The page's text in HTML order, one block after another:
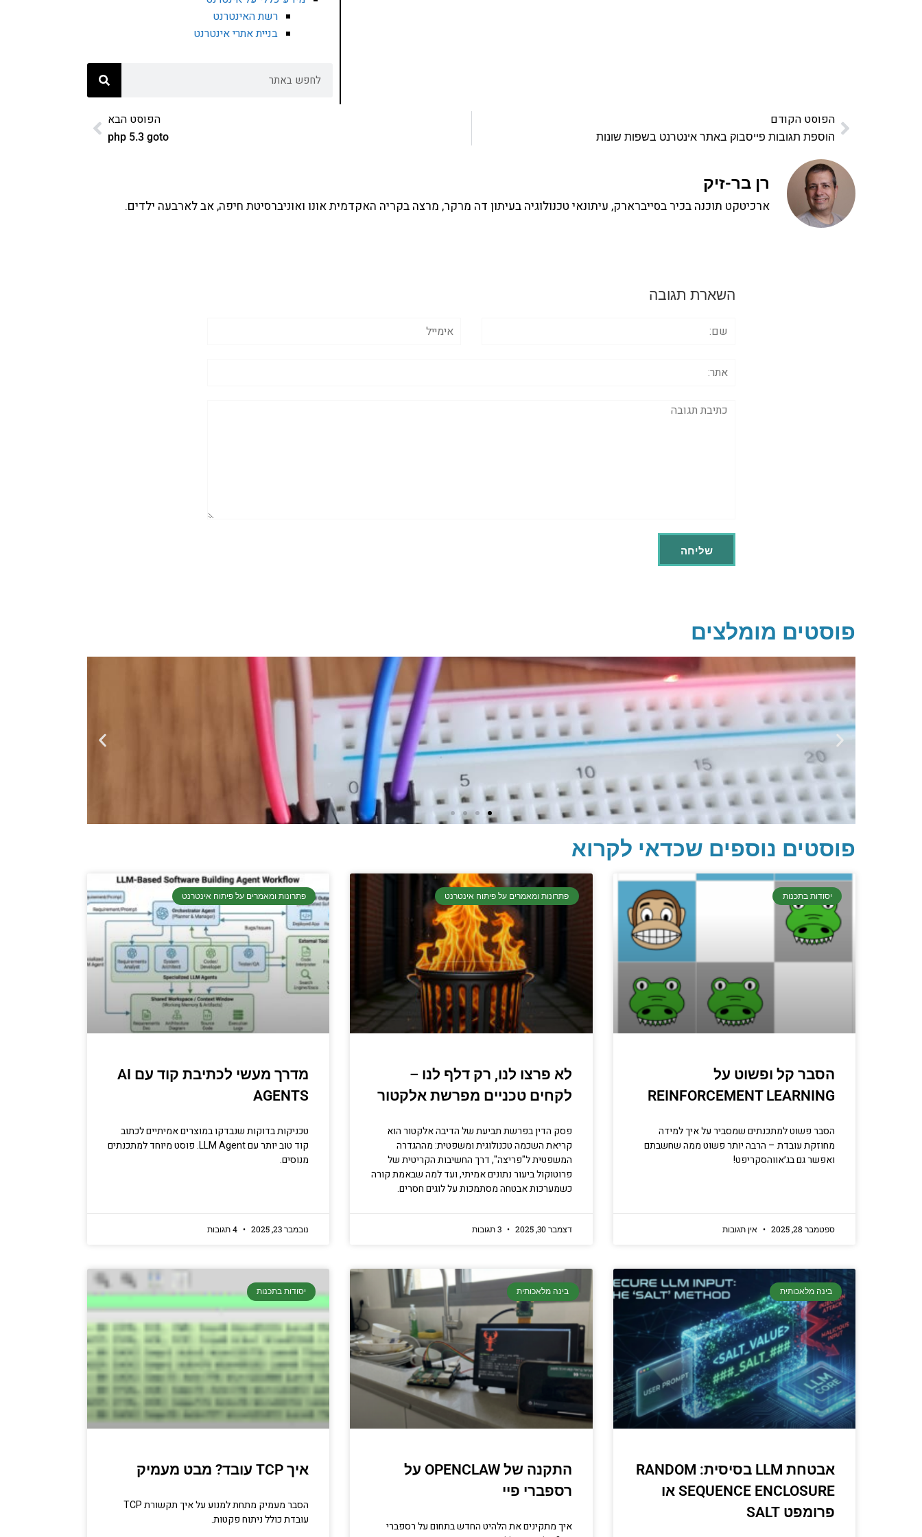
רשת האינטרנט
בניית אתרי אינטרנט
הפוסט הקודם
הוספת תגובות פייסבוק באתר אינטרנט בשפות שונות
הפוסט הבא
php 5.3 goto
רן בר-זיק
ארכיטקט תוכנה בכיר בסייברארק, עיתונאי טכנולוגיה בעיתון דה מרקר, מרצה בקריה האקדמית אונו ואוניברסיטת חיפה, אב לארבעה ילדים.
השארת תגובה
תגובה
פוסטים מומלצים
יסודות בתכנות
קריפטוגרפיה, ביצועים, אבטחת מידע ומידע יסודי וחשוב שגם
פוסטים נוספים שכדאי לקרוא
יסודות בתכנות
הסבר קל ופשוט על
REINFORCEMENT LEARNING
הסבר פשוט למתכנתים שמסביר על איך למידה
מחוזקת עובדת – הרבה יותר פשוט ממה שחשבתם
ואפשר גם בג׳אווהסקריפט!
ספטמבר 28, 2025 אין תגובות
פתרונות ומאמרים על פיתוח אינטרנט
לא פרצו לנו, רק דלף לנו –
לקחים טכניים מפרשת אלקטור
פסק הדין בפרשת תביעת של הדיבה אלקטור הוא
קריאת השכמה טכנולוגית ומשפטית: מההגדרה
המשפטית ל"פריצה", דרך החשיבות הקריטית של
פרוטוקול ביעור נתונים אמיתי, ועד למה שבאמת קורה
כשמערכות אבטחה מסתמכות על לוגים חסרים.
דצמבר 30, 2025 3 תגובות
פתרונות ומאמרים על פיתוח אינטרנט
מדרך מעשי לכתיבת קוד עם AI
AGENTS
טכניקות בדוקות שנבדקו במוצרים אמיתיים לכתוב
קוד טוב יותר עם LLM Agent. פוסט מיוחד למתכנתים
מנוסים.
נובמבר 23, 2025
בינה מלאכותית
אבטחת LLM בסיסית: RANDOM
SEQUENCE ENCLOSURE או
פרומפט SALT
בינה מלאכותית
התקנה של OPENCLAW על
רספברי פיי
איך מתקינים את הלהיט החדש בתחום על רספברי
יסודות בתכנות
איך TCP עובד? מבט מעמיק
הסבר מעמיק מתחת למנוע על איך תקשורת TCP
עובדת כולל ניתוח פקטות.